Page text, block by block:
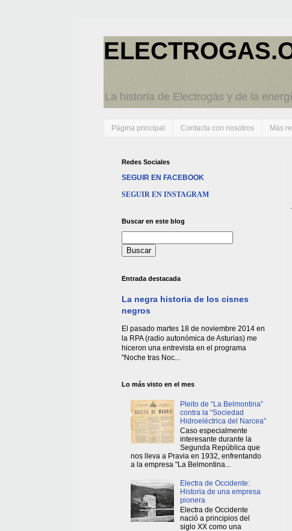
La historia de Electrogás y de la
Página principal Contacta con nosotros Más
Redes Sociales
SEGUIR EN FACEBOOK
SEGUIR EN INSTAGRAM
Buscar en este blog
Entrada destacada
La negra historia de los cisnes
negros
El pasado martes 18 de noviembre 2014 en
la RPA (radio autonómica de Asturias) me
hiceron una entrevista en el programa
"Noche tras Noc...
Lo más visto en el mes
Pleito de “La Belmontina”
contra la “Sociedad
Hidroeléctrica del Narcea”
Caso especialmente
interesante durante la
Segunda República que
nos lleva a Pravia en 1932, enfrentando
a la empresa "La Belmontina...
Electra de Occidente:
Historia de una empresa
pionera
Electra de Occidente
nació a principios del
siglo XX como una